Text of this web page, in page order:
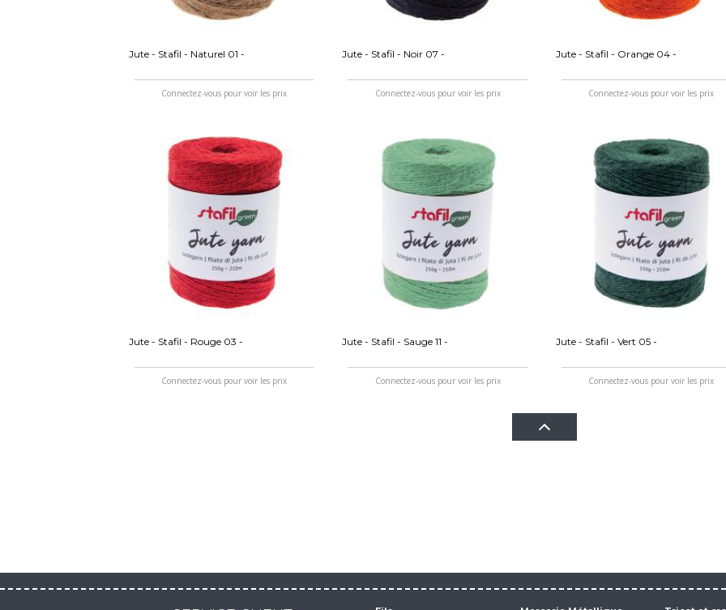
Jute - Stafil - Naturel 01 -
Connectez-vous pour voir les prix
Jute - Stafil - Noir 07 -
Connectez-vous pour voir les prix
Jute - Stafil - Orange 04 -
Connectez-vous pour voir les prix
Jute - Stafil - Rouge 03 -
Connectez-vous pour voir les prix
Jute - Stafil - Sauge 11 -
Connectez-vous pour voir les prix
Jute - Stafil - Vert 05 -
Connectez-vous pour voir les prix